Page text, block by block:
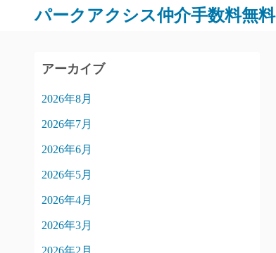
パークアクシス仲介手数料無料
アーカイブ
2026年8月
2026年7月
2026年6月
2026年5月
2026年4月
2026年3月
2026年2月